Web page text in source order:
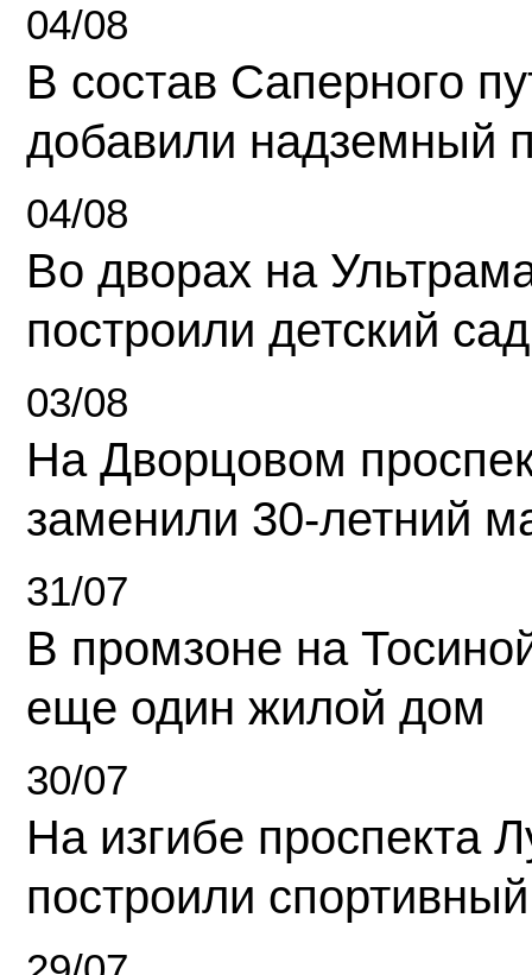
04/08
В состав Саперного
добавили надземный
04/08
Во дворах на
построили детский сад
03/08
На Дворцовом
заменили 30-летний
31/07
В промзоне на
еще один жилой дом
30/07
На изгибе проспекта
построили